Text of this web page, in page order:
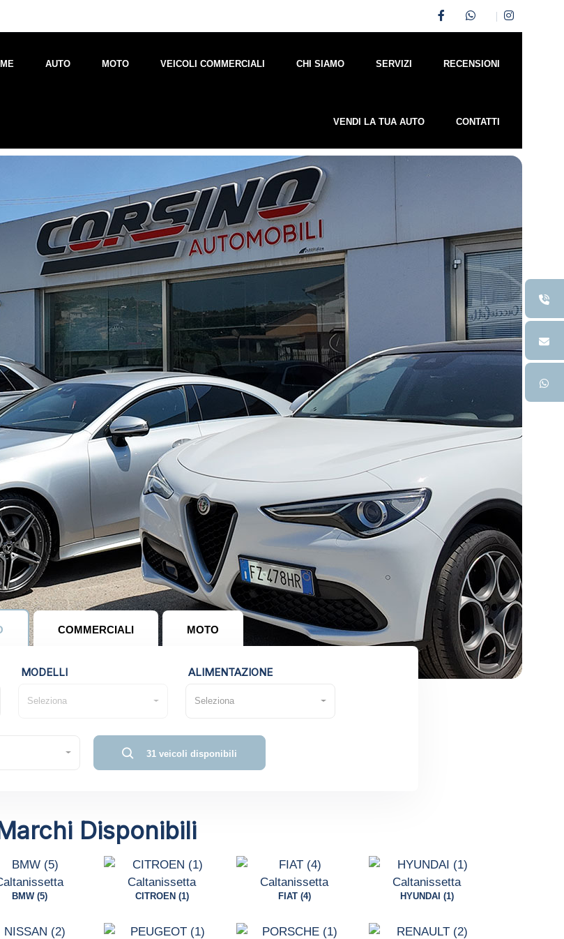
AUTO MOTO VEICOLI COMMERCIALI CHI SIAMO SERVIZI RECENSIONI
VENDI LA TUA AUTO CONTATTI
COMMERCIALI MOTO
MODELLI
Seleziona
ALIMENTAZIONE
Seleziona
31 veicoli disponibili
Disponibili
BMW (5) CITROEN (1) FIAT (4) HYUNDAI (1)